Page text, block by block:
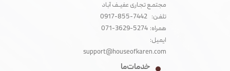
مجتمـع تجـاری عفیــف آبـاد‌
تلفـن: 7442-855-0917
همراه: 5274-3629-071
ایمیل:
support@houseofkaren.com
خدمات ما